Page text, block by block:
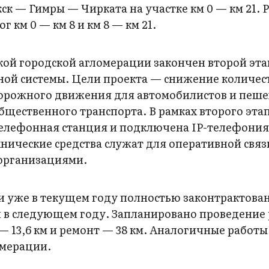
— Гимры — Чирката на участке км 0 — км 21.
км 0 — км 8 и км 8 — км 21.
городской агломерации закончен второй
системы. Цели проекта — снижение
движения для автомобилистов и
транспорта. В рамках второго
станция и подключена IP-
средства служат для оперативной
уже в текущем году полностью
следующем году. Запланировано проведение
13,6 км и ремонт — 38 км. Аналогичные работы